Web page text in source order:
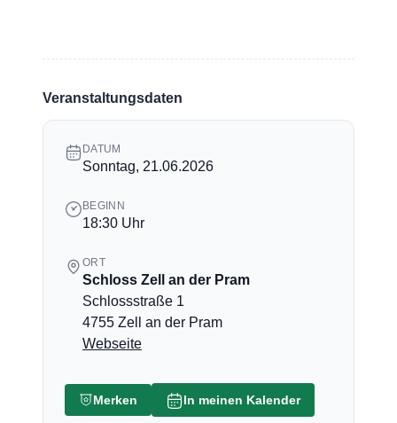
Veranstaltungsdaten
DATUM
Sonntag, 21.06.2026
BEGINN
18:30 Uhr
ORT
Schloss Zell an der Pram
Schlossstraße 1
4755 Zell an der Pram
Webseite
Merken In meinen Kalender